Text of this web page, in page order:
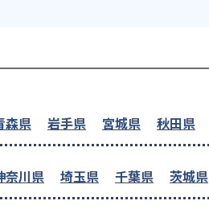
森県 岩手県 宮城県 秋田県
奈川県 埼玉県 千葉県 茨城県